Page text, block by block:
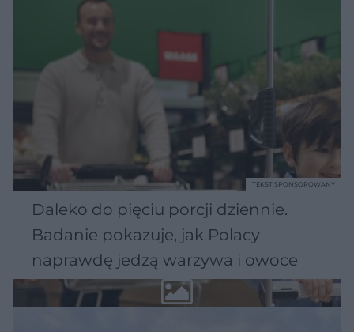
Daleko do pięciu porcji dziennie.
Badanie pokazuje, jak Polacy
naprawdę jedzą warzywa i owoce
TEKST SPONSOROWANY